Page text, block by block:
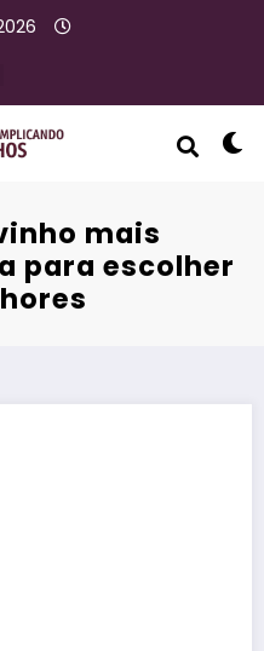
mais
para escolher